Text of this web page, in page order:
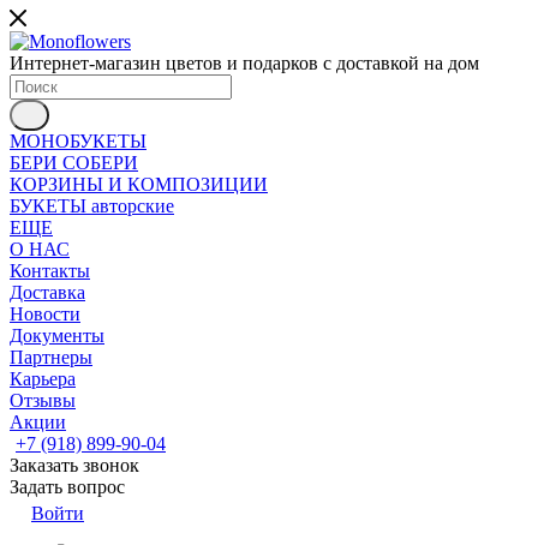
Интернет-магазин цветов и подарков с доставкой на дом
МОНОБУКЕТЫ
БЕРИ СОБЕРИ
КОРЗИНЫ И КОМПОЗИЦИИ
БУКЕТЫ авторские
ЕЩЕ
О НАС
Контакты
Доставка
Новости
Документы
Партнеры
Карьера
Отзывы
Акции
+7 (918) 899-90-04
Заказать звонок
Задать вопрос
Войти